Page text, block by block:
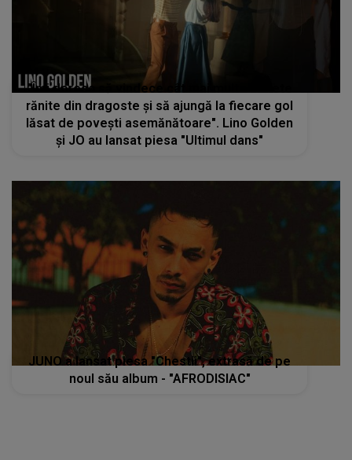
"Îmi doresc să vindece cât mai multe suflete
rănite din dragoste și să ajungă la fiecare gol
lăsat de povești asemănătoare". Lino Golden
și JO au lansat piesa "Ultimul dans"
JUNO a lansat piesa "Chestii", extrasă de pe
noul său album - "AFRODISIAC"